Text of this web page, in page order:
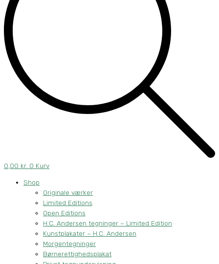
0,00 kr. 0 Kurv
Shop
Originale værker
Limited Editions
Open Editions
H.C. Andersen tegninger – Limited Edition
Kunstplakater – H.C. Andersen
Morgentegninger
Børnerettighedsplakat